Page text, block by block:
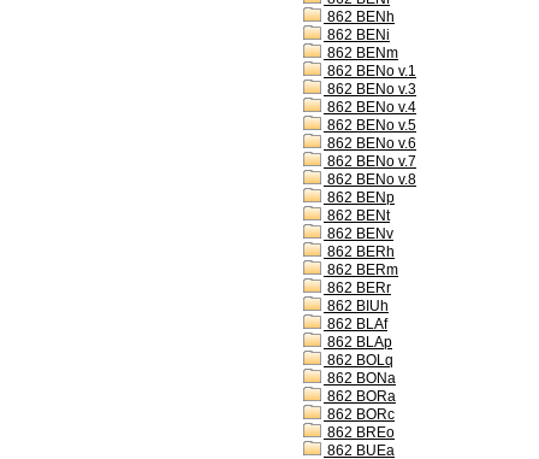
862 BENh
862 BENi
862 BENm
862 BENo v.1
862 BENo v.3
862 BENo v.4
862 BENo v.5
862 BENo v.6
862 BENo v.7
862 BENo v.8
862 BENp
862 BENt
862 BENv
862 BERh
862 BERm
862 BERr
862 BIUh
862 BLAf
862 BLAp
862 BOLq
862 BONa
862 BORa
862 BORc
862 BREo
862 BUEa